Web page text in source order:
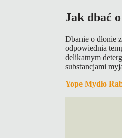
Jak dbać
Dbanie o dłonie
odpowiednia
delikatnym
substancjami
Yope Mydło